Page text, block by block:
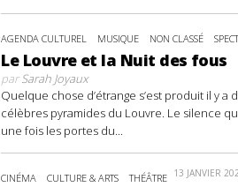
AGENDA CULTUREL MUSIQUE NON CLASSÉ
Le Louvre et la Nuit des fous
parSarah Joyaux
Quelque chose d’étrange s’est produit il y a
célèbres pyramides du Louvre. Le silence
une fois les portes du...
CINÉMA CULTURE & ARTS THÉÂTRE 13 JANVIER